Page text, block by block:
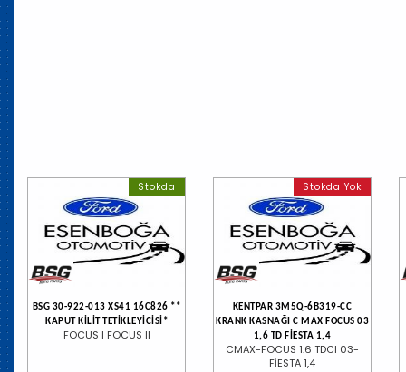
Stokda
BSG 30-922-013 XS41 16C826 **
KAPUT KİLİT TETİKLEYİCİSİ*
FOCUS I FOCUS II
Stokda Yok
KENTPAR 3M5Q-6B319-CC
KRANK KASNAĞI C MAX FOCUS 03
1,6 TD FİESTA 1,4
CMAX-FOCUS 1.6 TDCI 03-
FİESTA 1,4